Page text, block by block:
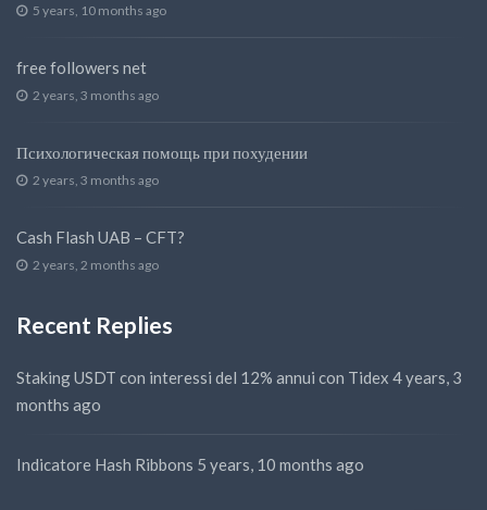
5 years, 10 months ago
free followers net
2 years, 3 months ago
Психологическая помощь при похудении
2 years, 3 months ago
Cash Flash UAB – CFT?
2 years, 2 months ago
Recent Replies
Staking USDT con interessi del 12% annui con Tidex 4 years, 3
months ago
Indicatore Hash Ribbons 5 years, 10 months ago